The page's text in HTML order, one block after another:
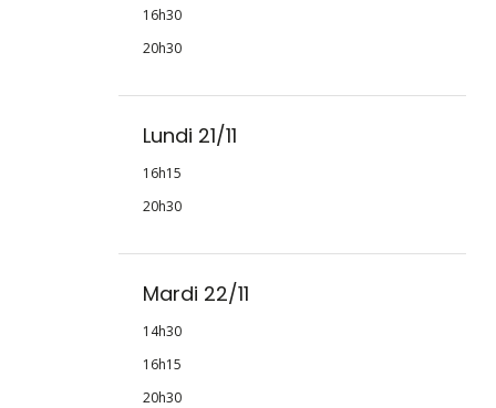
16h30
20h30
Lundi 21/11
16h15
20h30
Mardi 22/11
14h30
16h15
20h30